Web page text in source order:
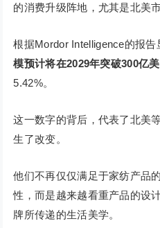
的消费升级阵地，尤其是北美市
根据Mordor Intelligence的报告
模预计将在2029年突破300亿
5.42%。
这一数字的背后，代表了北美
生了改变。
他们不再仅仅满足于家纺产品
性，而是越来越看重产品的设
牌所传递的生活美学。